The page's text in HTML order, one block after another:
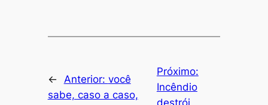
← Anterior: você
sabe, caso a caso,
Próximo:
Incêndio